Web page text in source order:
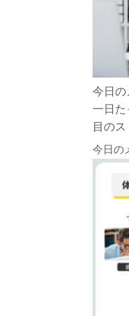
今日の
一日た
目の
今日の